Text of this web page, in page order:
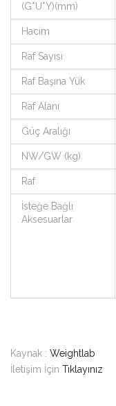
(G*U*Y)(mm)
Hacim
Raf Sayısı
Raf Başına Yük
Raf Alanı
Güç Aralığı
NW/GW (kg)
Raf
İsteğe Bağlı
Aksesuarlar
Kaynak : Weightlab
İletişim İçin Tıklayınız